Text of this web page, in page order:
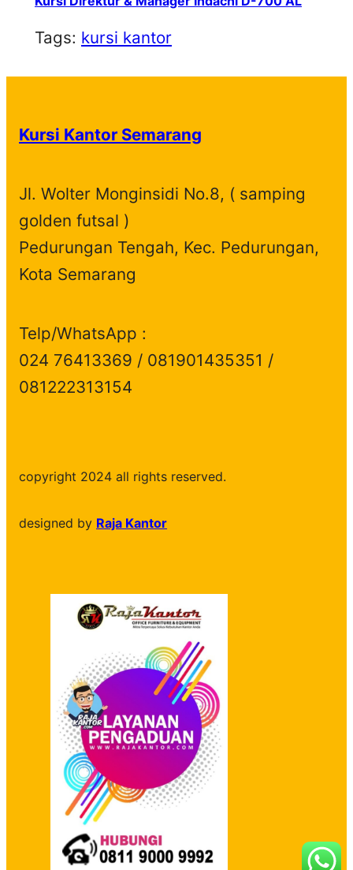
Tags: kursi kantor
Kursi Kantor Semarang
Jl. Wolter Monginsidi No.8, ( samping
golden futsal )
Pedurungan Tengah, Kec. Pedurungan,
Kota Semarang
Telp/WhatsApp :
024 76413369 / 081901435351 /
081222313154
copyright 2024 all rights reserved.
designed by Raja Kantor